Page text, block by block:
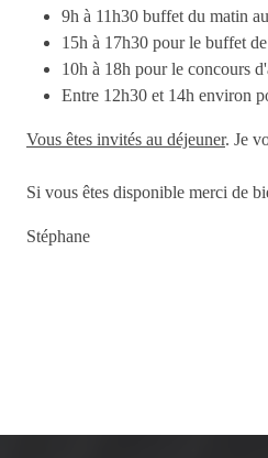
9h à 11h30 buffet du matin
15h à 17h30 pour le buffet
10h à 18h pour le concours
Entre 12h30 et 14h environ
Vous êtes invités au déjeuner. Je
Si vous êtes disponible merci de
Stéphane